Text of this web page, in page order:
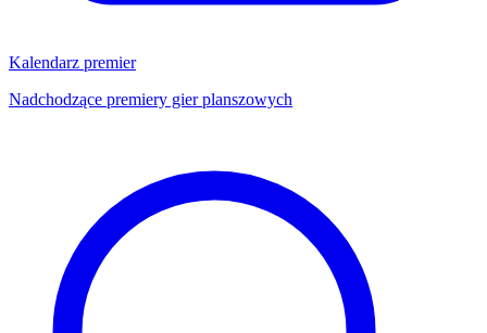
Kalendarz premier
Nadchodzące premiery gier planszowych